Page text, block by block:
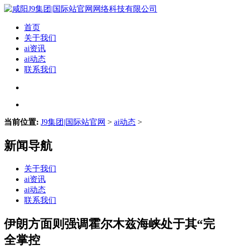
首页
关于我们
ai资讯
ai动态
联系我们
当前位置: J9集团|国际站官网 > ai动态 >
新闻导航
关于我们
ai资讯
ai动态
联系我们
伊朗方面则强调霍尔木兹海峡处于其“完
全掌控